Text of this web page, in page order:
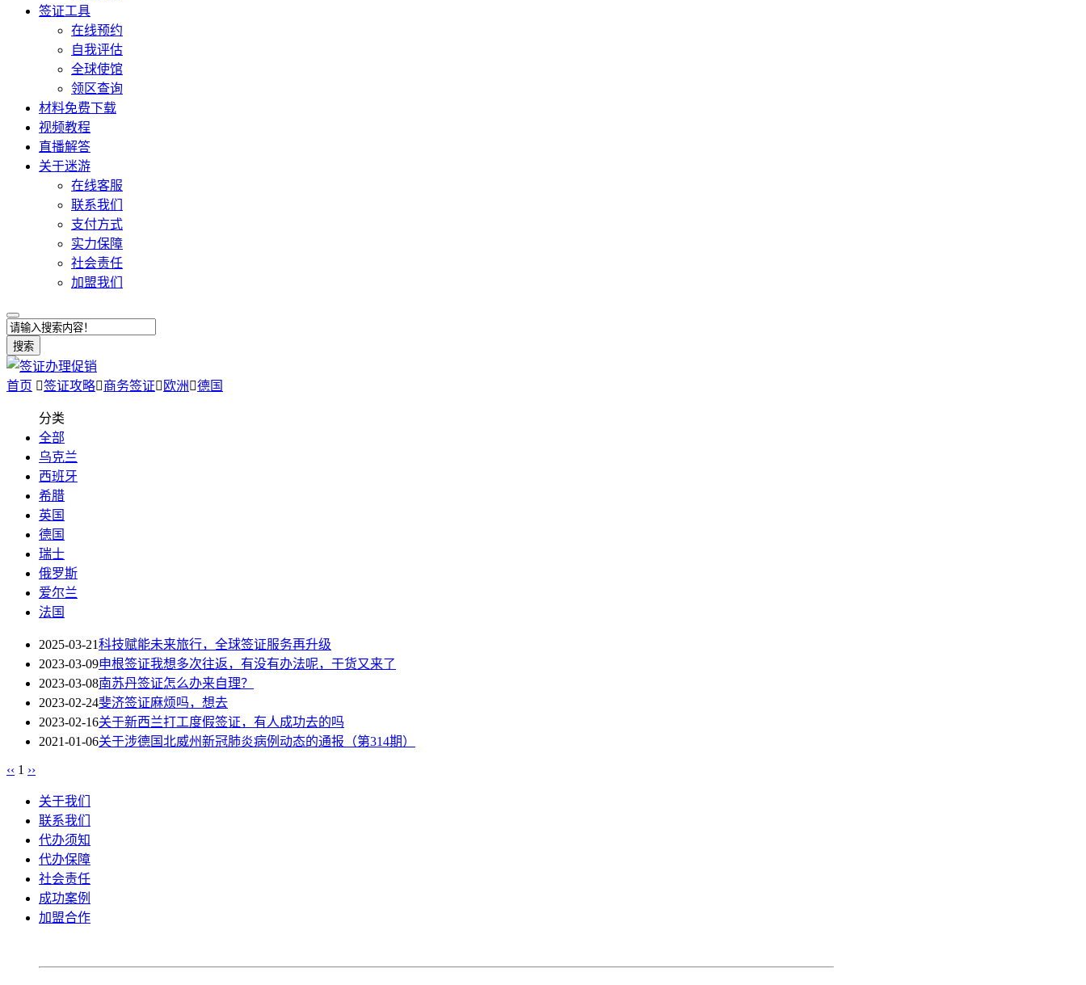
签证工具
在线预约
自我评估
全球使馆
领区查询
材料免费下载
视频教程
直播解答
关于迷游
在线客服
联系我们
支付方式
实力保障
社会责任
加盟我们
搜索
首页 签证攻略商务签证 欧洲 德国
分类
全部
乌克兰
西班牙
希腊
英国
德国
瑞士
俄罗斯
爱尔兰
法国
2025-03-21科技赋能未来旅行，全球签证服务再升级
2023-03-09申根签证我想多次往返，有没有办法呢，干货又来了
2023-03-08南苏丹签证怎么办来自理？
2023-02-24斐济签证麻烦吗，想去
2023-02-16关于新西兰打工度假签证，有人成功去的吗
2021-01-06关于涉德国北威州新冠肺炎病例动态的通报（第314期）
‹‹ 1 ››
关于我们
联系我们
代办须知
代办保障
社会责任
成功案例
加盟合作